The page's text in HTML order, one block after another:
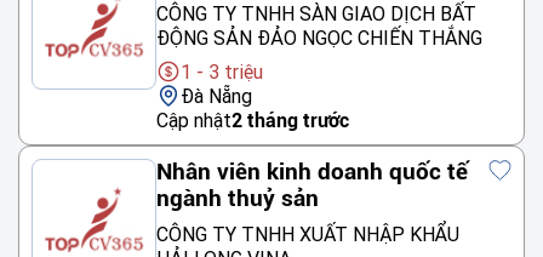
CÔNG TY TNHH SÀN GIAO DỊCH BẤT
ĐỘNG SẢN ĐẢO NGỌC CHIẾN THẮNG
1 - 3 triệu
Đà Nẵng
Cập nhật2 tháng trước
Nhân viên kinh doanh quốc tế
ngành thuỷ sản
CÔNG TY TNHH XUẤT NHẬP KHẨU